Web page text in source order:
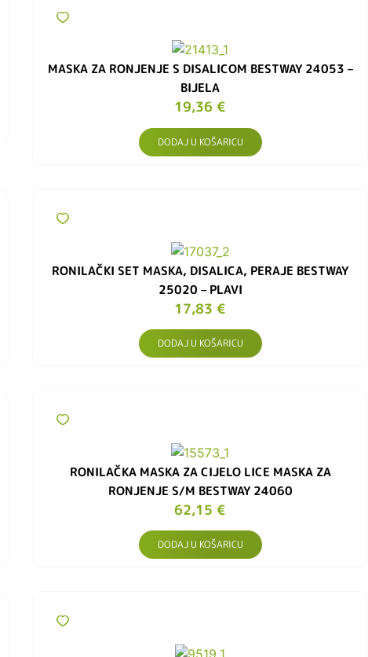
MASKA ZA RONJENJE S DISALICOM BESTWAY 24053 –
BIJELA
19,36 €
DODAJ U KOŠARICU
RONILAČKI SET MASKA, DISALICA, PERAJE BESTWAY
25020 – PLAVI
17,83 €
DODAJ U KOŠARICU
RONILAČKA MASKA ​​ZA CIJELO LICE MASKA ZA
RONJENJE S/M BESTWAY 24060
62,15 €
DODAJ U KOŠARICU